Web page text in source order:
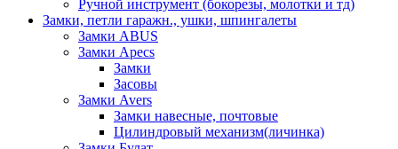
Ручной инструмент (бокорезы, молотки и тд)
Замки, петли гаражн., ушки, шпингалеты
Замки ABUS
Замки Apecs
Замки
Засовы
Замки Avers
Замки навесные, почтовые
Цилиндровый механизм(личинка)